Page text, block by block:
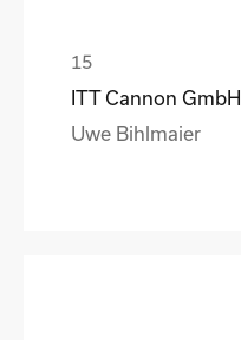
ITT Cannon GmbH
Uwe Bihlmaier